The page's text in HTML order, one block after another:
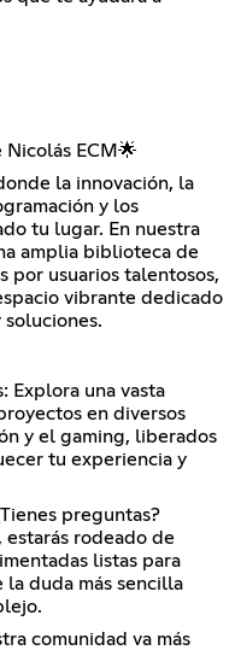
Nicolás ECM🌟
la innovación, la
y los
tu lugar. En nuestra
amplia biblioteca de
por usuarios talentosos,
vibrante dedicado
Explora una vasta
en diversos
y el gaming, liberados
tu experiencia y
preguntas?
estarás rodeado de
listas para
la duda más sencilla
comunidad va más